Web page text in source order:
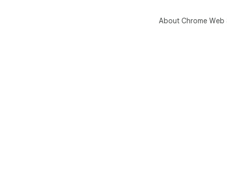
About Chrome Web